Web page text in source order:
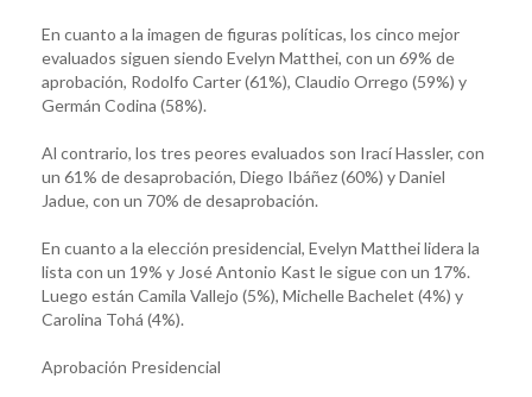
En cuanto a la imagen de figuras políticas, los cinco mejor
evaluados siguen siendo Evelyn Matthei, con un 69% de
aprobación, Rodolfo Carter (61%), Claudio Orrego (59%) y
Germán Codina (58%).
Al contrario, los tres peores evaluados son Irací Hassler, con
un 61% de desaprobación, Diego Ibáñez (60%) y Daniel
Jadue, con un 70% de desaprobación.
En cuanto a la elección presidencial, Evelyn Matthei lidera la
lista con un 19% y José Antonio Kast le sigue con un 17%.
Luego están Camila Vallejo (5%), Michelle Bachelet (4%) y
Carolina Tohá (4%).
Aprobación Presidencial